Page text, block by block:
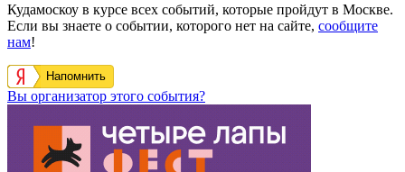
Кудамоскоу в курсе всех событий, которые пройдут в Москве.
Если вы знаете о событии, которого нет на сайте, сообщите
нам!
Напомнить
Вы организатор этого события?